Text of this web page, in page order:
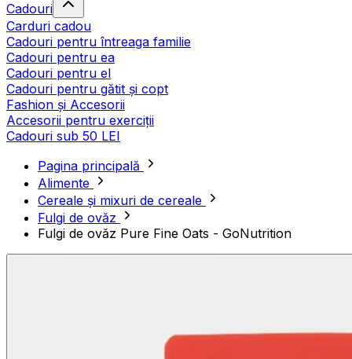
Cadouri
Carduri cadou
Cadouri pentru întreaga familie
Cadouri pentru ea
Cadouri pentru el
Cadouri pentru gătit și copt
Fashion și Accesorii
Accesorii pentru exerciții
Cadouri sub 50 LEI
Pagina principală
Alimente
Cereale și mixuri de cereale
Fulgi de ovăz
Fulgi de ovăz Pure Fine Oats - GoNutrition